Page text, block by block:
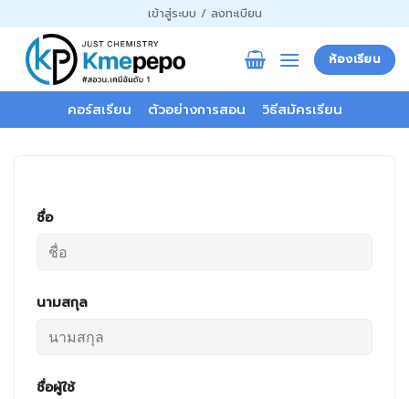
ไป
เนื้อหา
เข้าสู่ระบบ / ลงทะเบียน
ห้องเรียน
คอร์สเรียน ตัวอย่างการสอน วิธีสมัครเรียน
ชื่อ
นามสกุล
ชื่อผู้ใช้